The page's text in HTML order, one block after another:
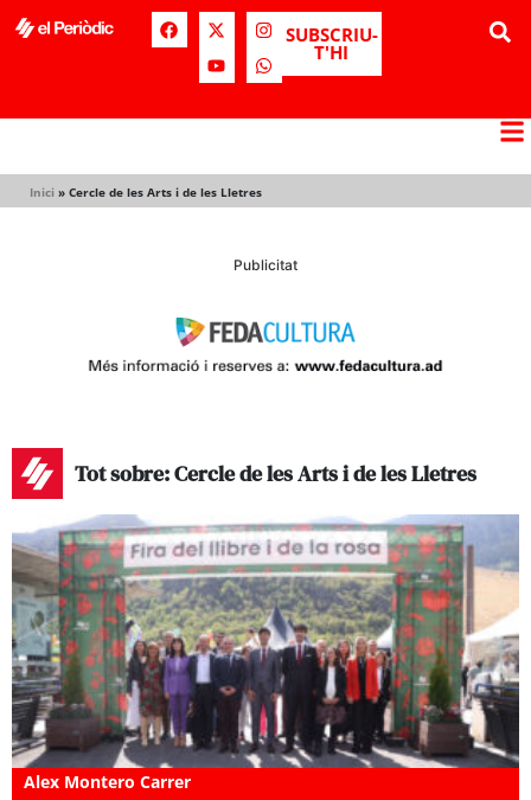
SUBSCRIU-
T'HI
Inici » Cercle de les Arts i de les Lletres
Publicitat
Tot sobre: Cercle de les Arts i de les Lletres
Alex Montero Carrer